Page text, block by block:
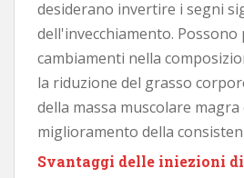
desiderano invertire i segni
dell'invecchiamento.
cambiamenti nella
la riduzione del grasso
della massa muscolare magra
miglioramento della
Svantaggi delle iniezioni